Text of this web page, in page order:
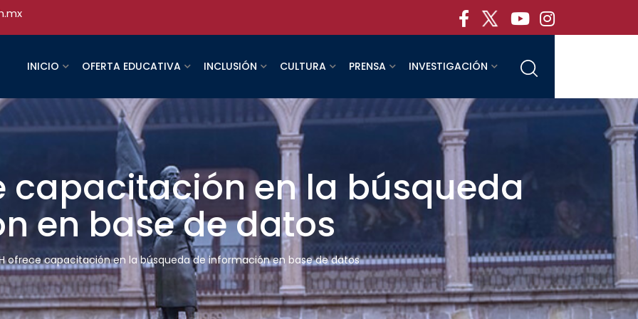
INICIO OFERTA EDUCATIVA INCLUSIÓN CULTURA PRENSA INVESTIGACIÓN
capacitación en la búsqueda
en base de datos
ofrece capacitación en la búsqueda de información en base de datos